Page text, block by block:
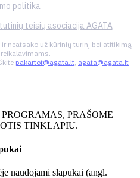
politika
teisių asociacija AGATA
ir neatsako už kūrinių turinį bei atitikimą
pakartot@agata.lt, agata@agata.lt
PRAŠOME
TINKLAPIU.
naudojami slapukai (angl.